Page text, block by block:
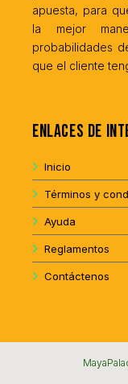
apuesta, para
la mejor
probabilidades
que el cliente
Enlaces de
Inicio
Términos y
Ayuda
Reglamentos
Contáctenos